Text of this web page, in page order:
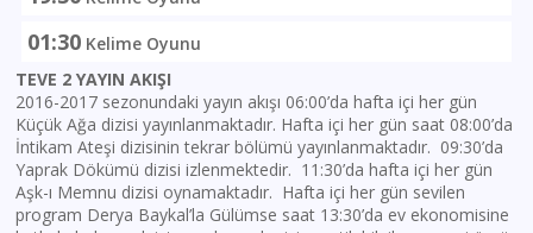
01:30 Kelime Oyunu
TEVE 2 YAYIN AKIŞI
2016-2017 sezonundaki yayın akışı 06:00’da hafta içi her gün
Küçük Ağa dizisi yayınlanmaktadır. Hafta içi her gün saat 08:00’da
İntikam Ateşi dizisinin tekrar bölümü yayınlanmaktadır. 09:30’da
Yaprak Dökümü dizisi izlenmektedir. 11:30’da hafta içi her gün
Aşk-ı Memnu dizisi oynamaktadır. Hafta içi her gün sevilen
program Derya Baykal’la Gülümse saat 13:30’da ev ekonomisine